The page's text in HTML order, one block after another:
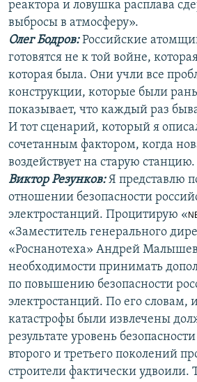
реактора и ловушка расплава
выбросы в атмосферу».
Олег Бодров:Российские
готовятся не к той войне,
которая была. Они учли все
конструкции, которые были
показывает, что каждый раз
И тот сценарий, который я
сочетанным фактором, когда
воздействует на старую станцию.
Виктор Резунков:Я представлю
отношении безопасности
электростанций. Процитирую «
«Заместитель генерального
«Роснанотеха» Андрей
необходимости принимать
по повышению безопасности
электростанций. По его словам,
катастрофы были извлечены
результате уровень
второго и третьего поколений
строители фактически удвоили.